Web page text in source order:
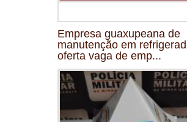
Empresa guaxupeana de
manutenção em
oferta vaga de emp...